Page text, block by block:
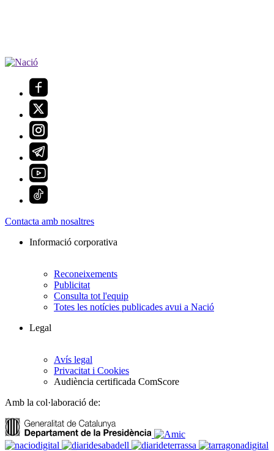
Contacta amb nosaltres
Informació corporativa
Reconeixements
Publicitat
Consulta tot l'equip
Totes les notícies publicades avui a Nació
Legal
Avís legal
Privacitat i Cookies
Audiència certificada ComScore
Amb la col·laboració de: